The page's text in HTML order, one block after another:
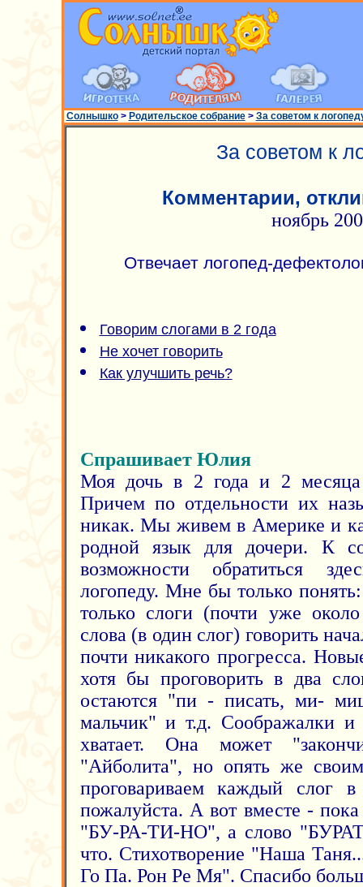
Солнышко> Родительское собрание> За советом к
За советом к
Комментарии,
ноябрь
Отвечает логопед-
Говорим слогами в 2 года
Не хочет говорить
Как улучшить речь?
Спрашивает Юлия
Моя дочь в 2 года и 2 месяца
Причем по отдельности их
никак. Мы живем в Америке и
родной язык для дочери. К
возможности обратиться
логопеду. Мне бы только
только слоги (почти уже
слова (в один слог) говорить
почти никакого прогресса.
хотя бы проговорить в два
остаются "пи - писать, ми-
мальчик" и т.д. Соображалки
хватает. Она может
"Айболита", но опять же
проговариваем каждый слог
пожалуйста. А вот вместе -
"БУ-РА-ТИ-НО", а слово
что. Стихотворение "Наша
Го Па. Рон Ре Мя". Спасибо